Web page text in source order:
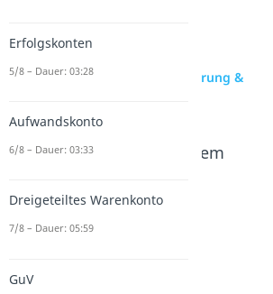
zur Videoseite: Bilanzverlängerung &
Beliebte Inhalte aus dem
Rechnungswesen
alyse
Erfolgskonten
5/8 – Dauer: 03:28
Aufwandskonto
6/8 – Dauer: 03:33
Dreigeteiltes Warenkonto
7/8 – Dauer: 05:59
GuV